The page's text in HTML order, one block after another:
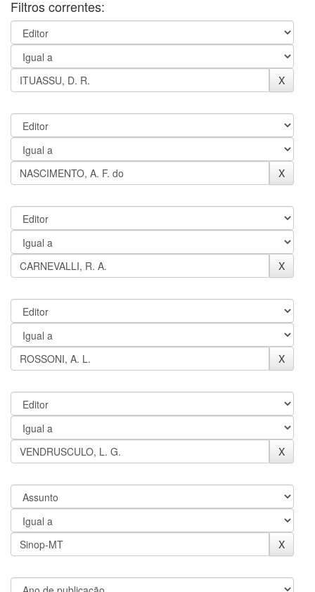
Filtros correntes: